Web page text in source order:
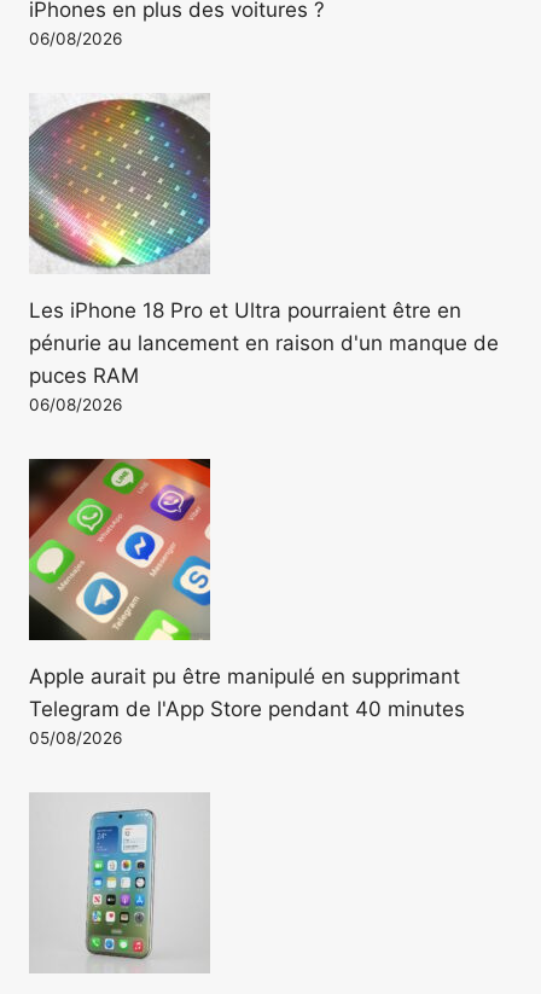
iPhones en plus des voitures ?
06/08/2026
Les iPhone 18 Pro et Ultra pourraient être en
pénurie au lancement en raison d'un manque de
puces RAM
06/08/2026
Apple aurait pu être manipulé en supprimant
Telegram de l'App Store pendant 40 minutes
05/08/2026